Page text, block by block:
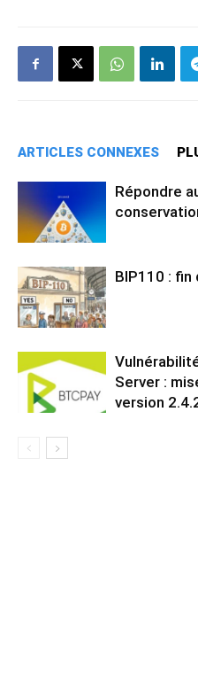
ARTICLES CONNEXES
Répondre
BIP110 : fin
Server :
version